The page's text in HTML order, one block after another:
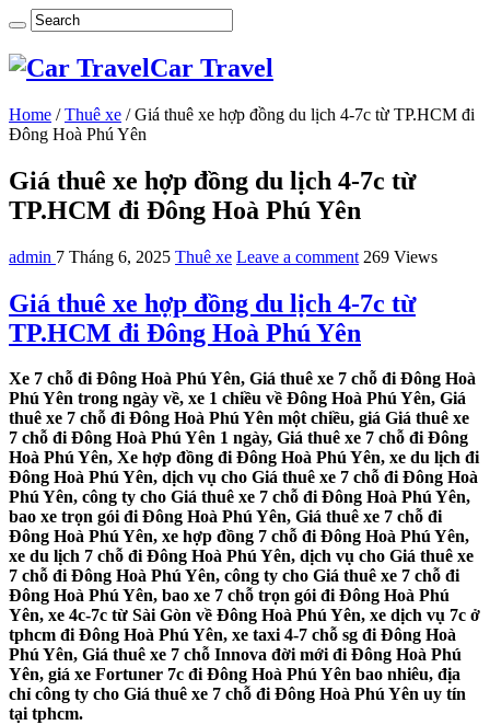
Car Travel
Home / Thuê xe / Giá thuê xe hợp đồng du lịch 4-7c từ TP.HCM đi
Đông Hoà Phú Yên
Giá thuê xe hợp đồng du lịch 4-7c từ
TP.HCM đi Đông Hoà Phú Yên
admin 7 Tháng 6, 2025 Thuê xe Leave a comment 269 Views
Giá thuê xe hợp đồng du lịch 4-7c từ
TP.HCM đi Đông Hoà Phú Yên
Xe 7 chỗ đi Đông Hoà Phú Yên, Giá thuê xe 7 chỗ đi Đông Hoà
Phú Yên trong ngày về, xe 1 chiều về Đông Hoà Phú Yên, Giá
thuê xe 7 chỗ đi Đông Hoà Phú Yên một chiều, giá Giá thuê xe
7 chỗ đi Đông Hoà Phú Yên 1 ngày, Giá thuê xe 7 chỗ đi Đông
Hoà Phú Yên, Xe hợp đồng đi Đông Hoà Phú Yên, xe du lịch đi
Đông Hoà Phú Yên, dịch vụ cho Giá thuê xe 7 chỗ đi Đông Hoà
Phú Yên, công ty cho Giá thuê xe 7 chỗ đi Đông Hoà Phú Yên,
bao xe trọn gói đi Đông Hoà Phú Yên, Giá thuê xe 7 chỗ đi
Đông Hoà Phú Yên, xe hợp đồng 7 chỗ đi Đông Hoà Phú Yên,
xe du lịch 7 chỗ đi Đông Hoà Phú Yên, dịch vụ cho Giá thuê xe
7 chỗ đi Đông Hoà Phú Yên, công ty cho Giá thuê xe 7 chỗ đi
Đông Hoà Phú Yên, bao xe 7 chỗ trọn gói đi Đông Hoà Phú
Yên, xe 4c-7c từ Sài Gòn về Đông Hoà Phú Yên, xe dịch vụ 7c ở
tphcm đi Đông Hoà Phú Yên, xe taxi 4-7 chỗ sg đi Đông Hoà
Phú Yên, Giá thuê xe 7 chỗ Innova đời mới đi Đông Hoà Phú
Yên, giá xe Fortuner 7c đi Đông Hoà Phú Yên bao nhiêu, địa
chỉ công ty cho Giá thuê xe 7 chỗ đi Đông Hoà Phú Yên uy tín
tại tphcm.